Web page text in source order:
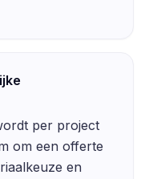
per project
om een offerte
en